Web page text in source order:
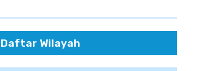
Daftar Wilayah